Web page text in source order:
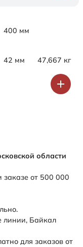
400 мм
42 мм 47,667 кг
области
от 500 000
линии, Байкал
для заказов от